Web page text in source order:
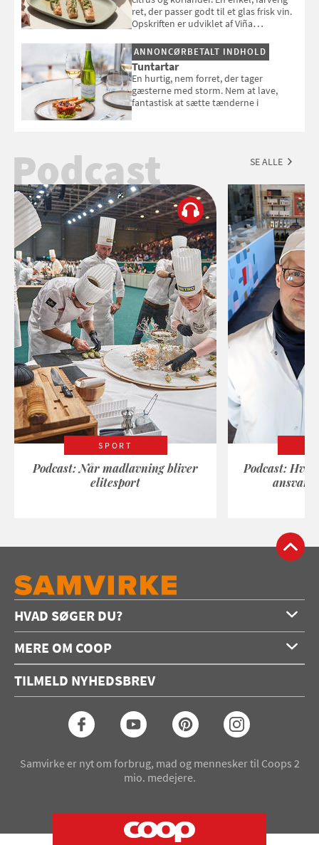
ret, der passer godt til et glas frisk vin.
Opskriften er udviklet af Viña
ANNONCØRBETALT INDHOLD
Tuntartar
En hurtig, nem forret, der tager
gæsterne med storm. Nem at lave,
fantastisk at sætte tænderne i
Podcast SE ALLE
SPORT
Podcast: Når madlavning bliver
elitesport
Podcast:
HVAD SØGER DU?
Forside
Opskrifter
Konkurrencer
MERE OM COOP
Annoncering
Coop medlem
TILMELD NYHEDSBREV
Samvirke er nyt om forbrug, mad og mennesker til Coops 2
mio. medejere.